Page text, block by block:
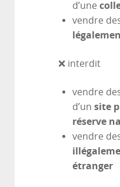
d’une
vendre
❌ interdit
vendre
d’un site
réserve
vendre
étranger